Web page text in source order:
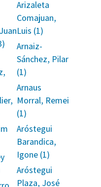
Arizaleta
Comajuan,
Luis (1)
Arnaiz-
Sánchez, Pilar
(1)
Arnaus
Morral, Remei
(1)
Aróstegui
Barandica,
Igone (1)
Aróstegui
Plaza, José